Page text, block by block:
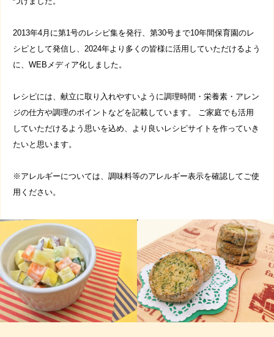
2013年4月に第1号のレシピ集を発行、第30号まで10年間保育園のレ
シピとして発信し、2024年より多くの皆様に活用していただけるよう
に、WEBメディア化しました。
レシピには、献立に取り入れやすいように調理時間・栄養素・アレン
ジの仕方や調理のポイントなどを記載しています。 ご家庭でも活用
していただけるよう思いを込め、より良いレシピサイトを作っていき
たいと思います。
※アレルギーについては、調味料等のアレルギー表示を確認してご使
用ください。